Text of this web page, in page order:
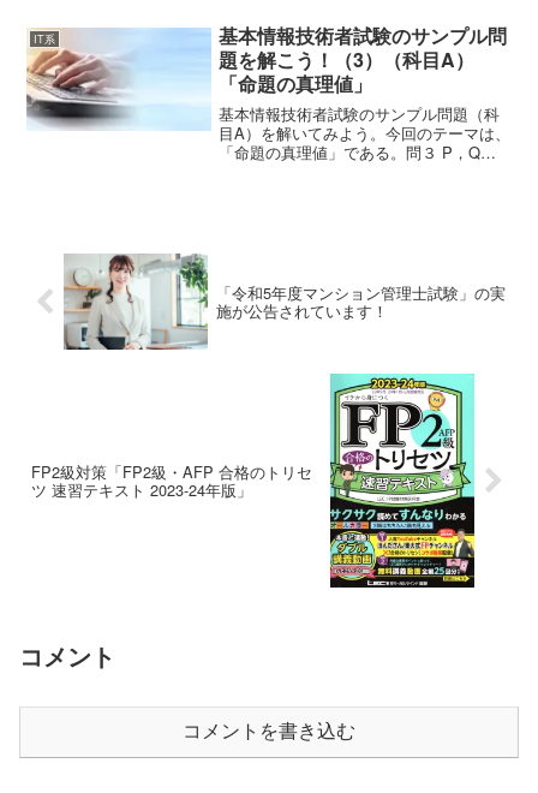
方形の面積を求めるプロ...
IT系
基本情報技術者試験のサンプル問
題を解こう！（3）（科目A）
「命題の真理値」
基本情報技術者試験のサンプル問題（科
目A）を解いてみよう。今回のテーマは、
「命題の真理値」である。問３ P，Q，R
「令和5年度マンション管理士試験」の実
施が公告されています！
FP2級対策「FP2級・AFP 合格のトリセ
ツ 速習テキスト 2023-24年版」
コメント
コメントを書き込む